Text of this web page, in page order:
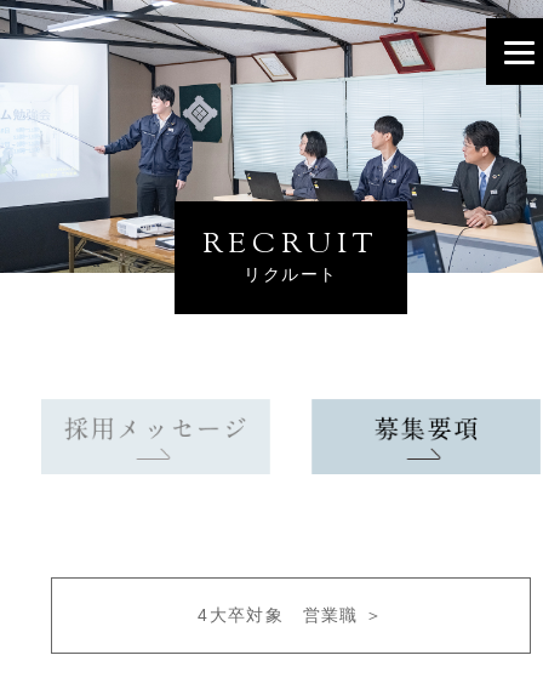
RECRUIT
リクルート
4大卒対象 営業職 ＞